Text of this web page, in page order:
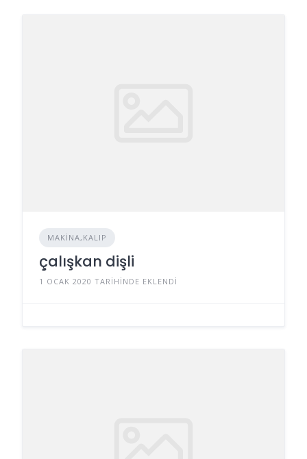
MAKINA,KALIP
çalışkan dişli
1 OCAK 2020 TARIHINDE EKLENDI